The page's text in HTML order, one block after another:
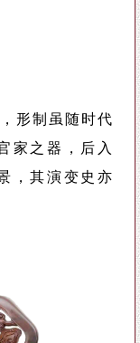
形制虽随时代
家之器，后入
，其演变史亦